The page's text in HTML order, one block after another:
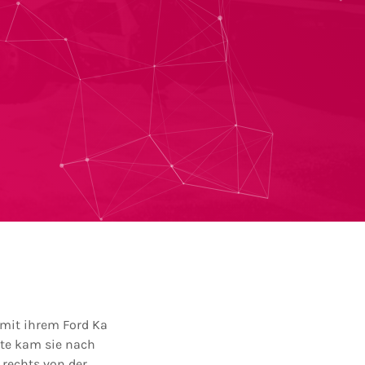
ihrem Ford Ka
kam sie nach